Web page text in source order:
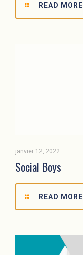
READ MORE
janvier 12, 2022
Social Boys
READ MORE